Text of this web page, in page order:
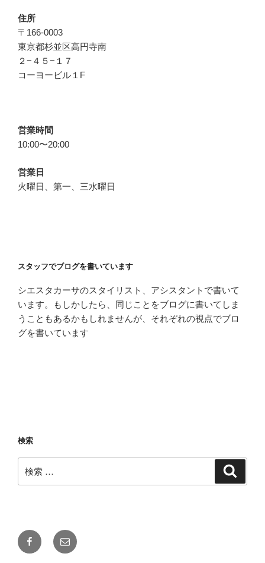
住所
〒166-0003
東京都杉並区高円寺南
２−４５−１７
コーヨービル１F
営業時間
10:00〜20:00
営業日
火曜日、第一、三水曜日
スタッフでブログを書いています
シエスタカーサのスタイリスト、アシスタントで書いて
います。もしかしたら、同じことをブログに書いてしま
うこともあるかもしれませんが、それぞれの視点でブロ
グを書いています
検索
索:
Facebook
メ
ー